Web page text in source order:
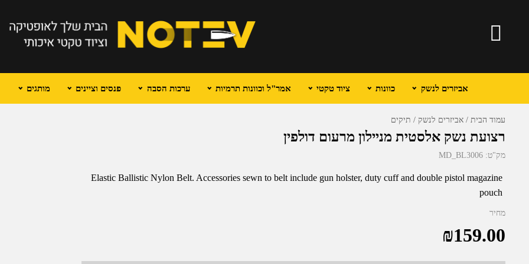
אביזרים לנשק כוונות ציוד טקטי אמר"ל וכוונות תרמיות ערכות הסבה פנסים וציינים מותגים
עמוד הבית אביזרים לנשק תיקים
רצועת נשק אלסטית מניילון מרעום דולפין
מק"ט: MD_BL3006
Elastic Ballistic Nylon Belt. Accessories sewn to belt include gun holster, duty cuff and double pistol magazine
pouch
מחיר
₪159.00